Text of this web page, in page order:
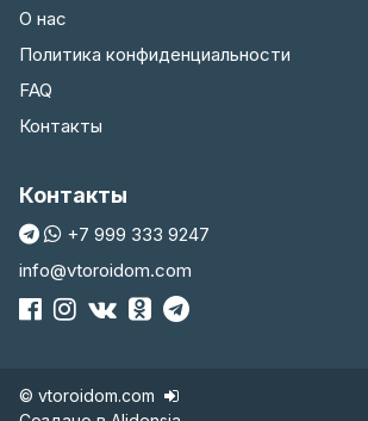
О нас
Политика конфиденциальности
FAQ
Контакты
Контакты
+7 999 333 9247
info@vtoroidom.com
© vtoroidom.com